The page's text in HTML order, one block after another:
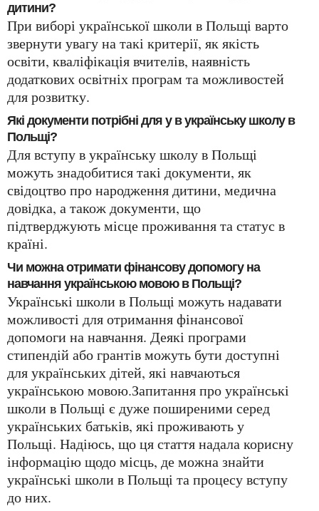
дитини?
При виборі української школи в Польщі варто
звернути увагу на такі критерії, як якість
освіти, кваліфікація вчителів, наявність
додаткових освітніх програм та можливостей
для розвитку.
Які документи потрібні для у в українську школу в
Польщі?
Для вступу в українську школу в Польщі
можуть знадобитися такі документи, як
свідоцтво про народження дитини, медична
довідка, а також документи, що
підтверджують місце проживання та статус в
країні.
Чи можна отримати фінансову допомогу на
навчання українською мовою в Польщі?
Українські школи в Польщі можуть надавати
можливості для отримання фінансової
допомоги на навчання. Деякі програми
стипендій або грантів можуть бути доступні
для українських дітей, які навчаються
українською мовою.Запитання про українські
школи в Польщі є дуже поширеними серед
українських батьків, які проживають у
Польщі. Надіюсь, що ця стаття надала корисну
інформацію щодо місць, де можна знайти
українські школи в Польщі та процесу вступу
до них.